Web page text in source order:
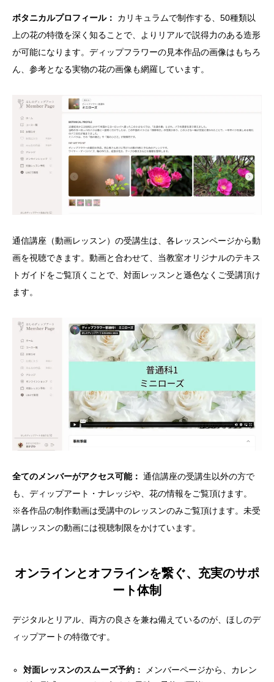
ボタニカルプロフィール：
カリキュラムで制作する、50種類以
上の花の特徴を深く知ることで、よりリアルで説得力のある造形
が可能になります。ディップフラワーの見本作品の画像はもちろ
ん、参考となる実物の花の画像も網羅しています。
通信講座（動画レッスン）の受講生は、各レッスンページから動
画を視聴できます。動画と合わせて、当教室オリジナルのテキス
トガイドをご覧頂くことで、対面レッスンと遜色なくご受講頂け
ます。
全てのメンバーがアクセス可能： 通信講座の受講生以外の方で
も、ディップアート・ナレッジや、花の情報をご覧頂けます。
※各作品の制作動画は受講中のレッスンのみご覧頂けます。未受
講レッスンの動画には視聴制限をかけています。
オンラインとオフラインを繋ぐ、充実のサポ
ート体制
デジタルとリアル、両方の良さを兼ね備えているのが、ほしのデ
ィップアートの特徴です。
対面レッスンのスムーズ予約：
メンバーページから、カレン